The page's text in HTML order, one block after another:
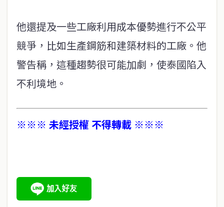
他還提及一些工廠利用成本優勢進行不公平
競爭，比如生產鋼筋和建築材料的工廠。他
警告稱，這種趨勢很可能加劇，使泰國陷入
不利境地。
※※※ 未經授權 不得轉載 ※※※